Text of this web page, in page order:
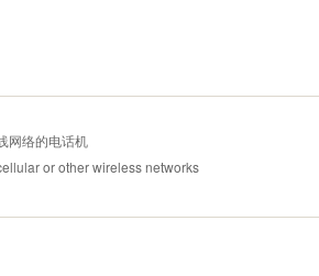
网络的电话机
or other wireless networks